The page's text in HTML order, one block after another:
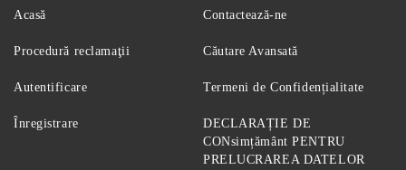
Acasă
Procedură reclamaţii
Autentificare
Înregistrare
Contactează-ne
Căutare Avansată
Termeni de Confidențialitate
DECLARAȚIE DE
CONsimțământ PENTRU
PRELUCRAREA DATELOR